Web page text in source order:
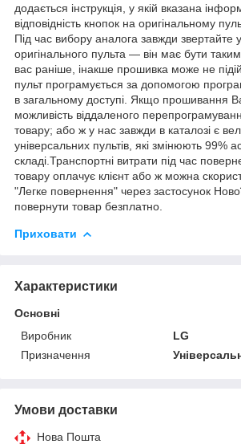
додається інструкція, у якій вказана
відповідність кнопок на оригінальному
Під час вибору аналога завжди звертайте
оригінального пульта — він має бути
вас раніше, інакше прошивка може не
пульт програмується за допомогою
в загальному доступі. Якщо прошивання
можливість віддаленого
товару; або ж у нас завжди в каталозі є
універсальних пультів, які змінюють 99%
складі.Транспортні витрати під час
товару оплачує клієнт або ж можна
"Легке повернення" через застосунок
повернути товар безплатно.
Приховати
Характеристики
Основні
Виробник
LG
Призначення
Умови доставки
Нова Пошта